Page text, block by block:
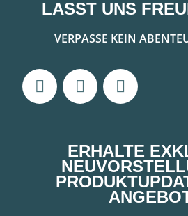
LASST UNS
VERPASSE KEIN
ERHALTE